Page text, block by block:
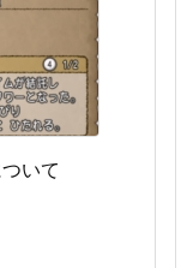
いて